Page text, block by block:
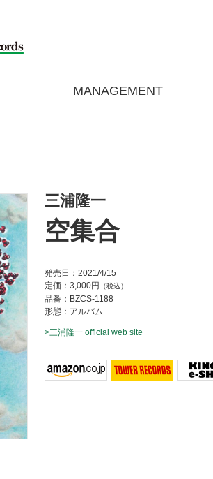
MANAGEMENT
三浦隆一
空集合
発売日：2021/4/15
定価：3,000円 （税込）
品番：BZCS-1188
形態：アルバム
>三浦隆一 official web site